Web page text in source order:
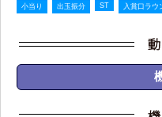
小当り 出玉振分 ST 入賞口ラウ